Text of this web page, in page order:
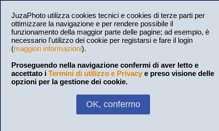
JuzaPhoto utilizza cookies tecnici e cookies di terze parti per
ottimizzare la navigazione e per rendere possibile il
funzionamento della maggior parte delle pagine; ad esempio, è
necessario l'utilizzo dei cookie per registarsi e fare il login
(maggiori informazioni).
Proseguendo nella navigazione confermi di aver letto e
accettato i Termini di utilizzo e Privacy e preso visione delle
opzioni per la gestione dei cookie.
OK, confermo